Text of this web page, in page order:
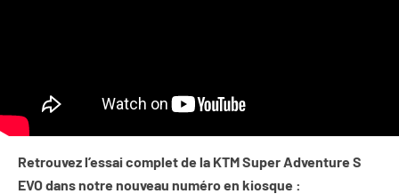
Retrouvez l’essai complet de la KTM Super Adventure S
EVO dans notre nouveau numéro en kiosque :